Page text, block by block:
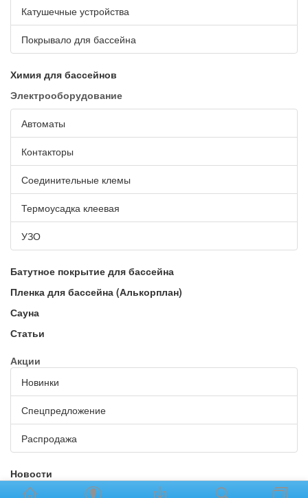
Катушечные устройства
Покрывало для бассейна
Химия для бассейнов
Электрооборудование
Автоматы
Контакторы
Соединительные клемы
Термоусадка клеевая
УЗО
Батутное покрытие для бассейна
Пленка для бассейна (Алькорплан)
Сауна
Статьи
Акции
Новинки
Спецпредложение
Распродажа
Новости